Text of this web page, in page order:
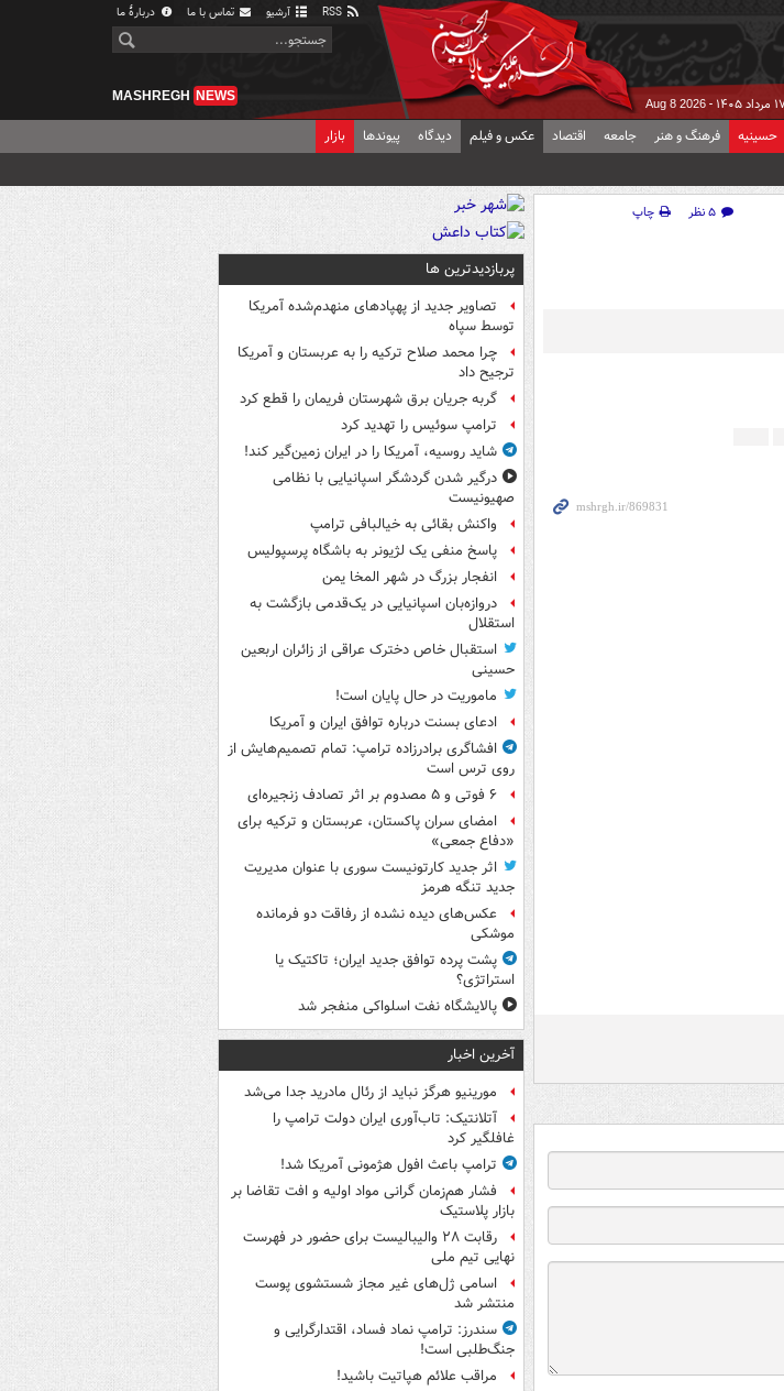
آرشیو تماس با ما دربارهٔ ما
Aug 8 2026
MASHREGH NEWS
حسینیه فرهنگ و هنر جامعه اقتصاد عکس و فیلم دیدگاه پیوندها بازار
۵ نظر
چاپ
پربازدیدترین ها
تصاویر جدید از پهپادهای منهدم‌شده آمریکا
توسط سپاه
چرا محمد صلاح ترکیه را به عربستان و آمریکا
ترجیح داد
گربه جریان برق شهرستان فریمان را قطع کرد
ترامپ سوئیس را تهدید کرد
شاید روسیه، آمریکا را در ایران زمین‌گیر کند!
درگیر شدن گردشگر اسپانیایی با نظامی
صهیونیست
واکنش بقائی به خیالبافی ترامپ
پاسخ منفی یک لژیونر به باشگاه پرسپولیس
انفجار بزرگ در شهر المخا یمن
دروازه‌بان اسپانیایی در یک‌قدمی بازگشت به
استقلال
استقبال خاص دخترک عراقی از زائران اربعین
حسینی
ماموریت در حال پایان است!
ادعای بسنت درباره توافق ایران و آمریکا
افشاگری برادرزاده ترامپ: تمام تصمیم‌هایش از
روی ترس است
۶ فوتی و ۵ مصدوم بر اثر تصادف زنجیره‌ای
امضای سران پاکستان، عربستان و ترکیه برای
«دفاع جمعی»
اثر جدید کارتونیست سوری با عنوان مدیریت
جدید تنگه هرمز
عکس‌های دیده نشده از رفاقت دو فرمانده‌
موشکی
پشت پرده توافق جدید ایران؛ تاکتیک یا
استراتژی؟
پالایشگاه نفت اسلواکی منفجر شد
آخرین اخبار
مورینیو هرگز نباید از رئال مادرید جدا می‌شد
آتلانتیک: تاب‌آوری ایران دولت ترامپ را
غافلگیر کرد
ترامپ باعث افول هژمونی آمریکا شد!
فشار هم‌زمان گرانی مواد اولیه و افت تقاضا بر
بازار پلاستیک
رقابت ۲۸ والیبالیست برای حضور در فهرست
نهایی تیم ملی
اسامی ژل‌های غیر مجاز شستشوی پوست
منتشر شد
سندرز: ترامپ نماد فساد، اقتدارگرایی و
جنگ‌طلبی است!
مراقب علائم هپاتیت باشید!